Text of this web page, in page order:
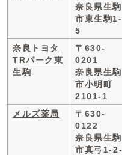
奈良県生駒
市東生駒1-
5
奈良トヨタ
TRパーク東
生駒
〒630-
0201
奈良県生駒
市小明町
2101-1
メルズ薬局
〒630-
0122
奈良県生駒
市真弓1-2-